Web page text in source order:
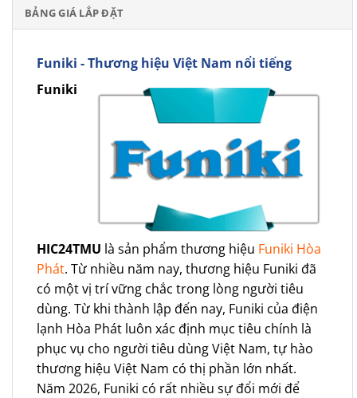
BẢNG GIÁ LẮP ĐẶT
Funiki - Thương hiệu Việt Nam nổi tiếng
Funiki
HIC24TMU là sản phẩm thương hiệu Funiki Hòa
Phát. Từ nhiều năm nay, thương hiệu Funiki đã
có một vị trí vững chắc trong lòng người tiêu
dùng. Từ khi thành lập đến nay, Funiki của điện
lạnh Hòa Phát luôn xác định mục tiêu chính là
phục vụ cho người tiêu dùng Việt Nam, tự hào
thương hiệu Việt Nam có thị phần lớn nhất.
Năm 2026, Funiki có rất nhiều sự đổi mới để